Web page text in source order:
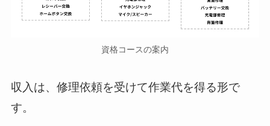
資格コースの案内
収入は、修理依頼を受けて作業代を得る形で
す。